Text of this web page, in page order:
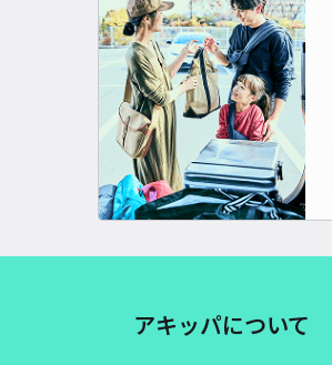
アキッパについて